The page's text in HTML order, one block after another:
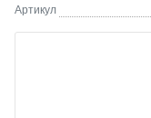
Артикул